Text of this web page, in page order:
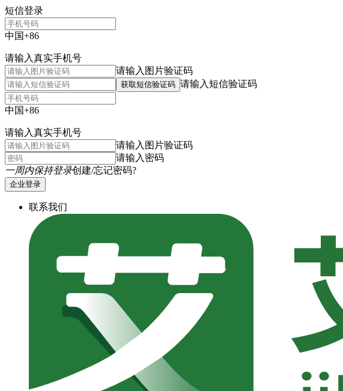
短信登录
中国+86
请输入真实手机号
请输入图片验证码
获取短信验证码 请输入短信验证码
中国+86
请输入真实手机号
请输入图片验证码
请输入密码
一周内保持登录创建/忘记密码?
企业登录
联系我们